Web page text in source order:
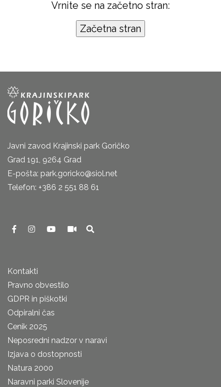
Vrnite se na začetno stran:
Javni zavod Krajinski park Goričko
Grad 191, 9264 Grad
E-pošta: park.goricko@siol.net
Telefon: +386 2 551 88 61
Kontakti
Pravno obvestilo
GDPR in piškotki
Odpiralni čas
Cenik 2025
Neposredni nadzor v naravi
Izjava o dostopnosti
Natura 2000
Naravni parki Slovenije